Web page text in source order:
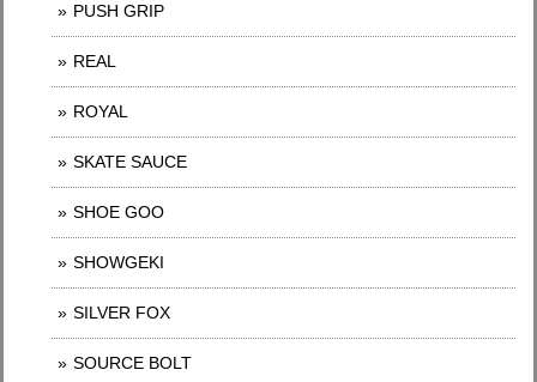
PUSH GRIP
REAL
ROYAL
SKATE SAUCE
SHOE GOO
SHOWGEKI
SILVER FOX
SOURCE BOLT